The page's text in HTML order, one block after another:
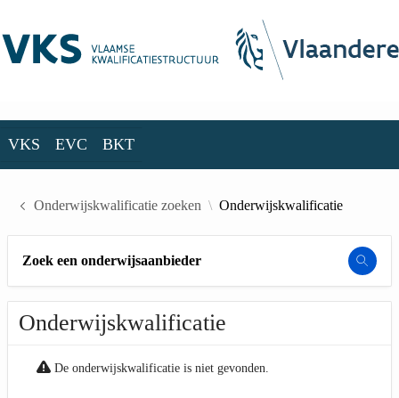
VKS EVC BKT
Onderwijskwalificatie zoeken Onderwijskwalificatie
Zoek een onderwijsaanbieder
Onderwijskwalificatie
De onderwijskwalificatie is niet gevonden.